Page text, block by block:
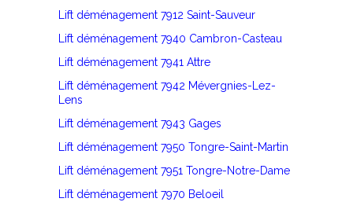
Lift déménagement 7912 Saint-Sauveur
Lift déménagement 7940 Cambron-Casteau
Lift déménagement 7941 Attre
Lift déménagement 7942 Mévergnies-Lez-
Lens
Lift déménagement 7943 Gages
Lift déménagement 7950 Tongre-Saint-Martin
Lift déménagement 7951 Tongre-Notre-Dame
Lift déménagement 7970 Beloeil